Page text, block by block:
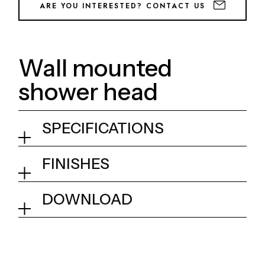
ARE YOU INTERESTED? CONTACT US
Wall mounted
shower head
SPECIFICATIONS
Wall mounted shower head
Collection
FINISHES
02Q - Mirror Steel
DOWNLOAD
Tech info